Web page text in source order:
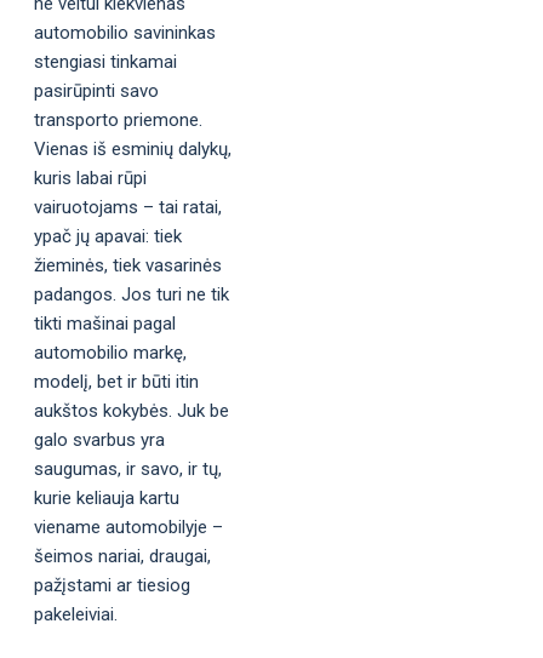
automobilio savininkas
stengiasi tinkamai
pasirūpinti savo
transporto priemone.
Vienas iš esminių dalykų,
kuris labai rūpi
vairuotojams – tai ratai,
ypač jų apavai: tiek
žieminės, tiek vasarinės
padangos. Jos turi ne tik
tikti mašinai pagal
automobilio markę,
modelį, bet ir būti itin
aukštos kokybės. Juk be
galo svarbus yra
saugumas, ir savo, ir tų,
kurie keliauja kartu
viename automobilyje –
šeimos nariai, draugai,
pažįstami ar tiesiog
pakeleiviai.